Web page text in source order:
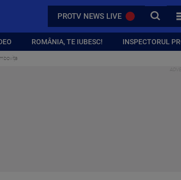
PROTV NEWS LIVE CAUTA
ROMÂNIA, TE IUBESC! INSPECTORUL